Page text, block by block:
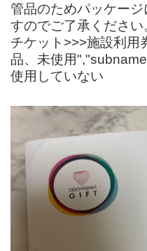
管品のためパッケー
すのでご了承くださ
チケット>>>施設利用
品、未使用
使用していない